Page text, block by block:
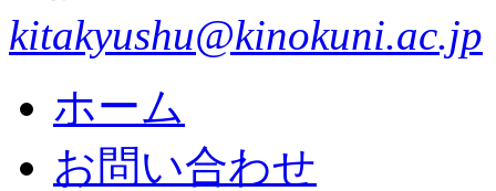
kitakyushu@kinokuni.ac.jp
ホーム
お問い合わせ